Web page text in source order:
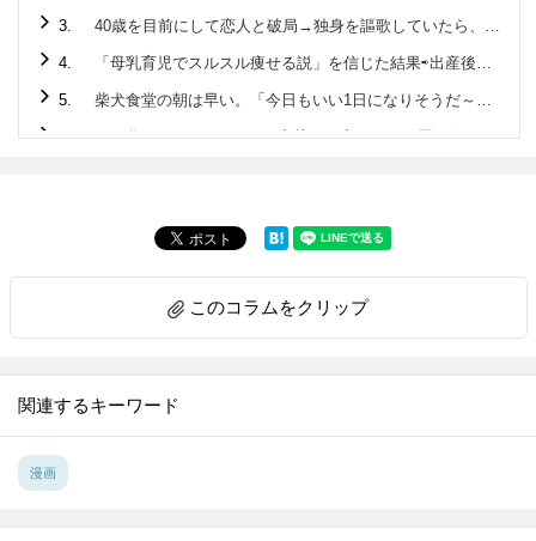
3. 40歳を目前にして恋人と破局→独身を謳歌していたら、運命の出会いが…！？【40歳からのオトナ婚#1】
4. 「母乳育児でスルスル痩せる説」を信じた結果⇨出産後、現実に震えることに…。
5. 柴犬食堂の朝は早い。「今日もいい1日になりそうだ～」【柴犬食堂#1】
6. ネコ化した"ないとめあ"と寝苦しい夜…しかし悪い気はしない。【ねこもんすたー#1】
13.
14. 「俺も…男なんですよ」。突然イケメンから抱きしめられて…！？【七海先生は全力で愛を注ぎたい 私達、偽装恋愛ですよね？#1】
このコラムをクリップ
関連するキーワード
漫画